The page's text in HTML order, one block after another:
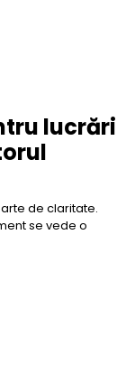
lucrări
de claritate.
se vede o